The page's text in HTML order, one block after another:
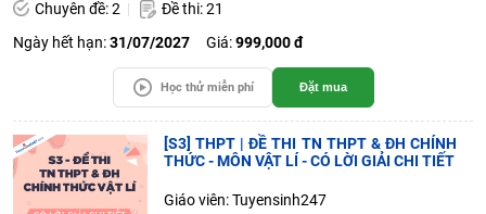
Chuyên đề: 2
Đề thi: 21
Ngày hết hạn:31/07/2027 Giá:999,000 đ
Học thử miễn phí Đặt mua
[S3] THPT | ĐỀ THI TN THPT & ĐH CHÍNH
THỨC - MÔN VẬT LÍ - CÓ LỜI GIẢI CHI TIẾT
Giáo viên: Tuyensinh247